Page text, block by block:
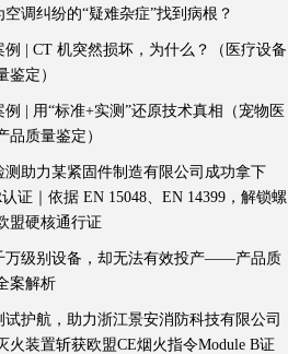
空调纠纷的“疑难杂症”找到病根？
例 | CT 机突然损坏，为什么？（医疗设备
鉴定）
例 | 用“标准+实测”还原技术真相（宠物医
品质量鉴定）
测助力某紧固件制造有限公司成功拿下
认证｜依据 EN 15048、EN 14399，解锁螺
盟硬核通行证
万级别设备，却无法有效投产——产品质
案解析
试护航，助力浙江景安消防科技有限公司
火装置斩获欧盟CE烟火指令Module B证